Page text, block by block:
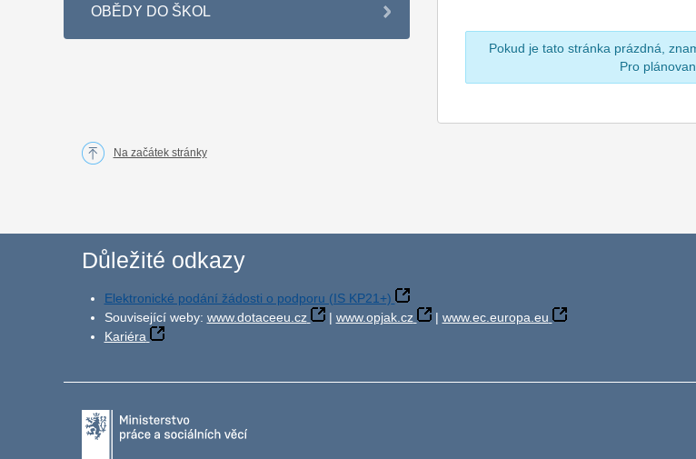
OBĚDY DO ŠKOL
Pokud je tato stránka prázdná,
Pro
Na začátek stránky
Důležité odkazy
Elektronické podání žádosti o podporu (IS KP21+)
Související weby: www.dotaceeu.cz | www.opjak.cz | www.ec.europa.eu
Kariéra